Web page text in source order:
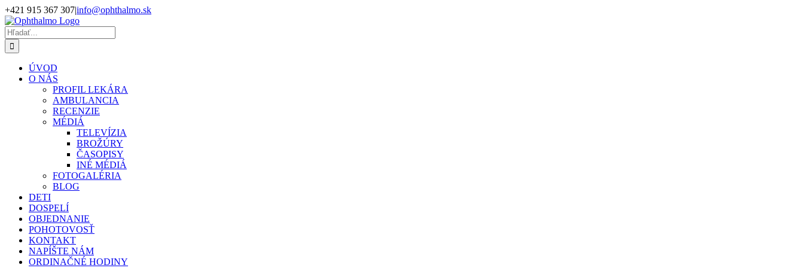
Skip
to
content
+421 915 367 307|info@ophthalmo.sk
Hľadať:
ÚVOD
O NÁS
PROFIL LEKÁRA
AMBULANCIA
RECENZIE
MÉDIÁ
TELEVÍZIA
BROŽÚRY
ČASOPISY
INÉ MÉDIÁ
FOTOGALÉRIA
BLOG
DETI
DOSPELÍ
OBJEDNANIE
POHOTOVOSŤ
KONTAKT
NAPÍŠTE NÁM
ORDINAČNÉ HODINY